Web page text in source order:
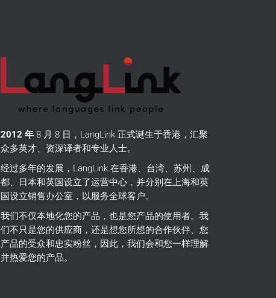
2012 年8 月 8 日，LangLink 正式诞生于香港，汇聚
众多英才、资深译者和专业人士。
经过多年的发展，LangLink 在香港、台湾、苏州、成
都、日本和英国设立了运营中心，并分别在上海和英
国设立销售办公室，以服务全球客户。
我们不仅本地化您的产品，也是您产品的使用者。 我
们不只是您的供应商，还是想您所想的合作伙伴、您
产品的受众和忠实粉丝，因此，我们会和您一样理解
并热爱您的产品。